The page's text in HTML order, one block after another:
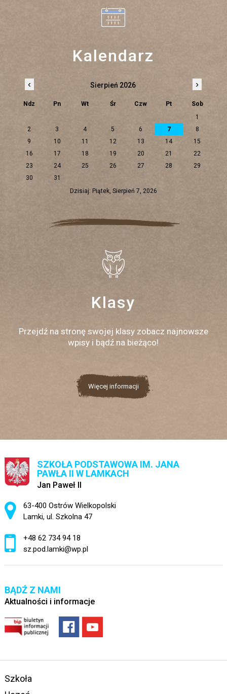
Kalendarz
‹ Sierpień 2026 ›
Ndz Pn Wt Śr Czw Pt
Sob
1
2
3 4 5 6 7
8
9
10 11 12 13 14
15
16
17 18 19 20 21
22
23
24 25 26 27 28
29
30
31
Dzisiaj: Piątek, Sierpień 7, 2026
Klasy
Przejdź na stronę swojej klasy zobacz najnowsze
wpisy i bądź na bieżąco!
Więcej informacji
SZKOŁA PODSTAWOWA IM. JANA
PAWŁA II W LAMKACH
Jan Paweł II
Adres pocztowy:
63-400 Ostrów Wielkopolski
Lamki, ul. Szkolna 47
+48 62 734 94 18
sz.pod.lamki@wp.pl
BĄDŹ Z NAMI
Aktualności i informacje
Szkoła